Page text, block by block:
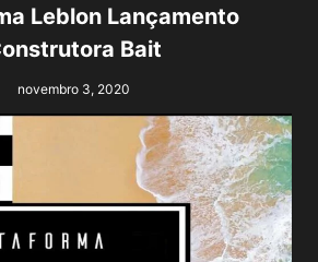
Leblon Lançamento
Bait
novembro 3, 2020